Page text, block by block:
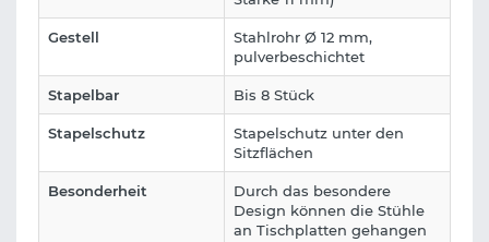
Gestell
Stahlrohr Ø 12 mm,
pulverbeschichtet
Stapelbar Bis 8 Stück
Stapelschutz
Stapelschutz unter den
Sitzflächen
Besonderheit
Durch das besondere
Design können die Stühle
an Tischplatten gehangen